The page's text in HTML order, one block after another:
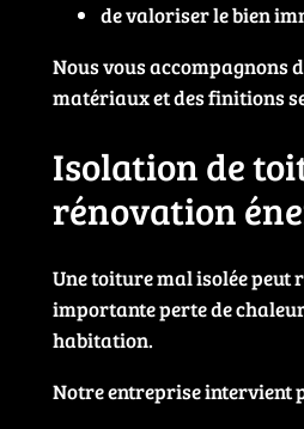
de valoriser le bien
Nous vous accompagnons
matériaux et des finitions
Isolation de
rénovation
Une toiture mal isolée peut
importante perte de
habitation.
Notre entreprise intervient